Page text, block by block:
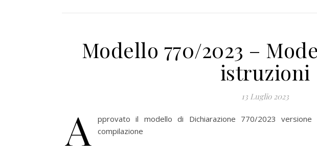
Modello 770/2023 –
istruzioni
13 Luglio 2023
A
pprovato il modello di Dichiarazione 770/2023
compilazione